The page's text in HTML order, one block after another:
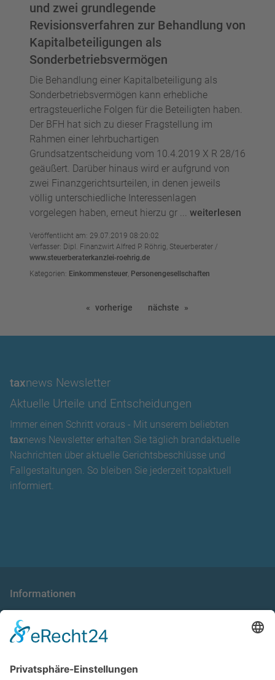
und zwei grundlegende
Revisionsverfahren zur Behandlung von
Kapitalbeteiligungen als
Sonderbetriebsvermögen
Die Behandlung einer Kapitalbeteiligung als
Sonderbetriebsvermögen kann erhebliche
ertragsteuerliche Folgen für die Beteiligten haben.
Der BFH hat sich zu dieser Fragstellung im
Rahmen einer lehrbuchartigen
Grundsatzentscheidung vom 10.4.2019 X R 28/16
geäußert. Darüber hinaus wird er aufgrund von
zwei Finanzgerichtsurteilen, in denen jeweils
völlig unterschiedliche Interessenlagen
vorgelegen haben, erneut hierzu gr ... weiterlesen
Veröffentlicht am: 29.07.2019 08:20:02
Verfasser: Dipl. Finanzwirt Alfred P. Röhrig, Steuerberater /
www.steuerberaterkanzlei-roehrig.de
Kategorien: Einkommensteuer, Personengesellschaften
vorherige nächste
taxnews Newsletter
Aktuelle Urteile und Entscheidungen
Immer einen Schritt voraus - Mit unserem beliebten
taxnews Newsletter erhalten Sie täglich brandaktuelle
Nachrichten über aktuelle Gerichtsbeschlüsse und
Fallgestaltungen. So bleiben Sie jederzeit topaktuell
informiert.
Informationen
Allgemeine Geschäftsbedingungen
Datenschutzerklärung